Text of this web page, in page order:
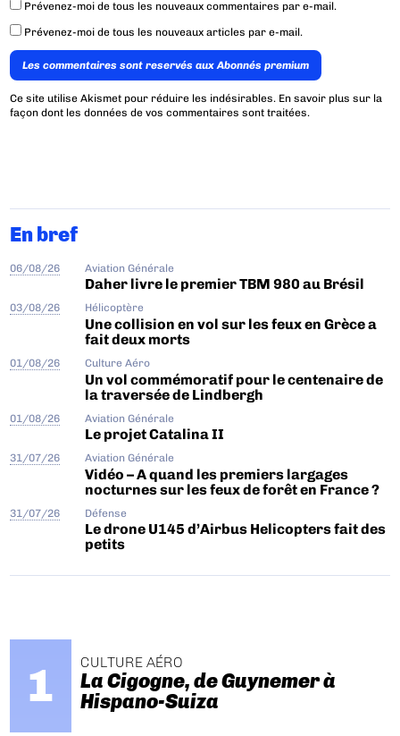
Prévenez-moi de tous les nouveaux commentaires par e-mail.
Prévenez-moi de tous les nouveaux articles par e-mail.
Les commentaires sont reservés aux Abonnés premium
Ce site utilise Akismet pour réduire les indésirables. En savoir plus sur la
façon dont les données de vos commentaires sont traitées.
En bref
06/08/26 Aviation Générale
Daher livre le premier TBM 980 au Brésil
03/08/26 Hélicoptère
Une collision en vol sur les feux en Grèce a
fait deux morts
01/08/26 Culture Aéro
Un vol commémoratif pour le centenaire de
la traversée de Lindbergh
01/08/26 Aviation Générale
Le projet Catalina II
31/07/26 Aviation Générale
Vidéo – A quand les premiers largages
nocturnes sur les feux de forêt en France ?
31/07/26 Défense
Le drone U145 d’Airbus Helicopters fait des
petits
CULTURE AÉRO
La Cigogne, de Guynemer à
Hispano-Suiza